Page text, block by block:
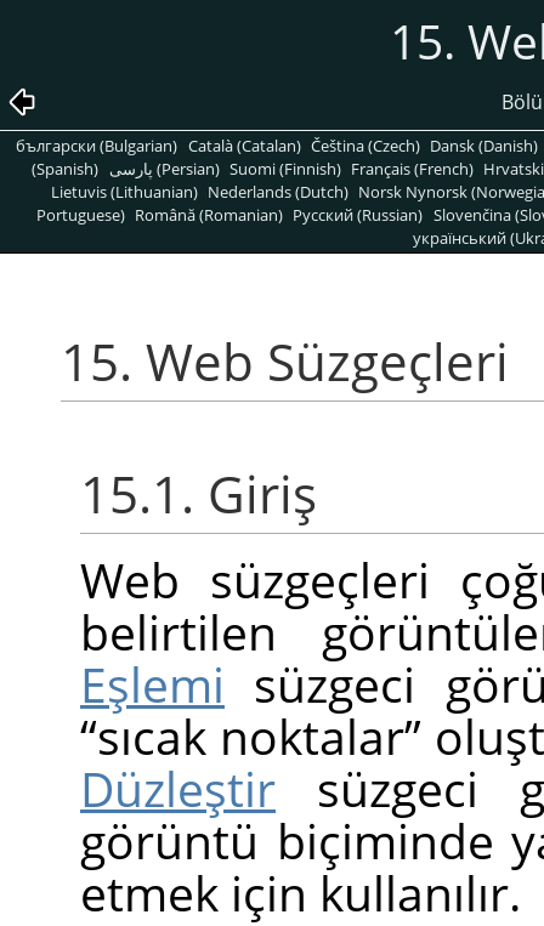
15.
български (Bulgarian) Català (Catalan) Čeština (Czech) Dansk (Danish)
(Spanish)
پارسی (Persian) Suomi (Finnish) Français (French)
Lietuvis (Lithuanian) Nederlands (Dutch) Norsk Nynorsk
Portuguese) Română (Romanian) Pусский (Russian) Slovenčina
український
15. Web Süzgeçleri
15.1. Giriş
Web süzgeçleri
belirtilen
Eşlemi süzgeci
“sıcak noktalar”
Düzleştir süzgeci
görüntü biçiminde
etmek için kullanılır.